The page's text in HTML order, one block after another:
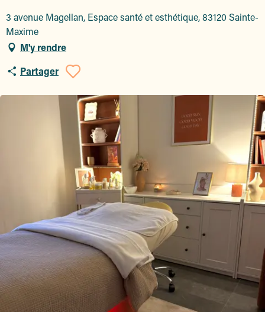
3 avenue Magellan, Espace santé et esthétique, 83120 Sainte-
Maxime
M'y rendre
Partager
Ajouter aux favoris